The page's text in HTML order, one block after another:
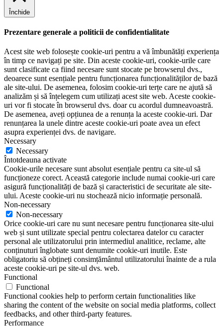
Închide
Prezentare generale a politicii de confidentialitate
Acest site web folosește cookie-uri pentru a vă îmbunătăți experiența
în timp ce navigați pe site. Din aceste cookie-uri, cookie-urile care
sunt clasificate ca fiind necesare sunt stocate pe browserul dvs.,
deoarece sunt esențiale pentru funcționarea funcționalităților de bază
ale site-ului. De asemenea, folosim cookie-uri terțe care ne ajută să
analizăm și să înțelegem cum utilizați acest site web. Aceste cookie-
uri vor fi stocate în browserul dvs. doar cu acordul dumneavoastră.
De asemenea, aveți opțiunea de a renunța la aceste cookie-uri. Dar
renunțarea la unele dintre aceste cookie-uri poate avea un efect
asupra experienței dvs. de navigare.
Necessary
Necessary
Întotdeauna activate
Cookie-urile necesare sunt absolut esențiale pentru ca site-ul să
funcționeze corect. Această categorie include numai cookie-uri care
asigură funcționalități de bază și caracteristici de securitate ale site-
ului. Aceste cookie-uri nu stochează nicio informație personală.
Non-necessary
Non-necessary
Orice cookie-uri care nu sunt necesare pentru funcționarea site-ului
web și sunt utilizate special pentru colectarea datelor cu caracter
personal ale utilizatorului prin intermediul analitice, reclame, alte
conținuturi înglobate sunt denumite cookie-uri inutile. Este
obligatoriu să obțineți consimțământul utilizatorului înainte de a rula
aceste cookie-uri pe site-ul dvs. web.
Functional
Functional
Functional cookies help to perform certain functionalities like
sharing the content of the website on social media platforms, collect
feedbacks, and other third-party features.
Performance